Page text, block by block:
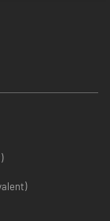
SAM-53, il suo
su un tetto di
Tina è
da vivere con i
a tutti i
dal grigiore!
li porterà in realtà
Attraverso
della vita.